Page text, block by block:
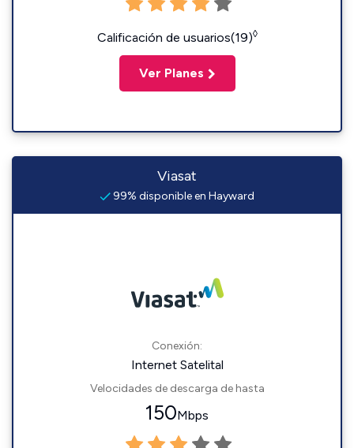
Calificación de usuarios(19)◊
Ver Planes
Viasat
99% disponible en Hayward
Conexión:
Internet Satelital
Velocidades de descarga de hasta
150Mbps